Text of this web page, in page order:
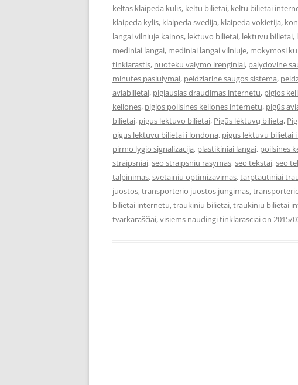
keltas klaipeda kulis, keltu bilietai, keltu bilietai
klaipeda kylis, klaipeda svedija, klaipeda vokietija,
langai vilniuje kainos, lektuvo bilietai, lektuvu bilietai,
mediniai langai, mediniai langai vilniuje, mokymosi
tinklarastis, nuoteku valymo irenginiai, palydovine
minutes pasiulymai, peidziarine saugos sistema,
aviabilietai, pigiausias draudimas internetu, pigios
keliones, pigios poilsines keliones internetu, pigūs
bilietai, pigus lektuvo bilietai, Pigūs lėktuvų bilieta,
pigus lektuvu bilietai i londona, pigus lektuvu bilietai i
pirmo lygio signalizacija, plastikiniai langai, poilsines
straipsniai,seo straipsniu rasymas,seo tekstai,seo
talpinimas,svetainiu optimizavimas,tarptautiniai
juostos,transporterio juostos jungimas,
bilietai internetu,traukiniu bilietai,traukiniu bilietai
tvarkaraščiai,visiems naudingi tinklarasciaion 2015/